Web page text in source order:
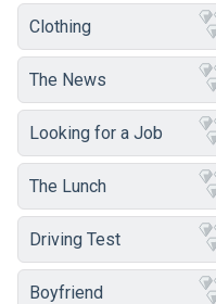
Clothing
The News
Looking for a Job
The Lunch
Driving Test
Boyfriend